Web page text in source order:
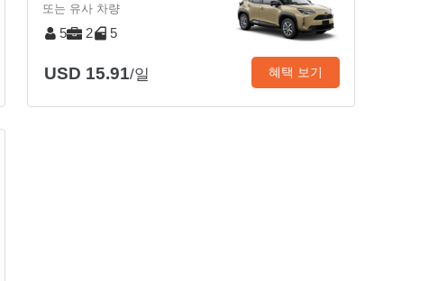
또는 유사 차량
5 2 5
USD 15.91/일 혜택 보기